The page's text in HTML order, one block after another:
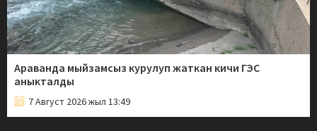
Араванда мыйзамсыз курулуп жаткан кичи ГЭС
аныкталды
7 Август 2026 жыл 13:49